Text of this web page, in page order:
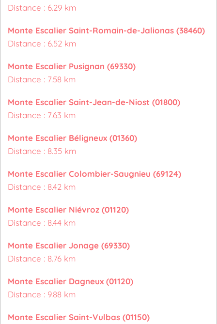
Distance : 6.29 km
Monte Escalier Saint-Romain-de-Jalionas (38460)
Distance : 6.52 km
Monte Escalier Pusignan (69330)
Distance : 7.58 km
Monte Escalier Saint-Jean-de-Niost (01800)
Distance : 7.63 km
Monte Escalier Béligneux (01360)
Distance : 8.35 km
Monte Escalier Colombier-Saugnieu (69124)
Distance : 8.42 km
Monte Escalier Niévroz (01120)
Distance : 8.44 km
Monte Escalier Jonage (69330)
Distance : 8.76 km
Monte Escalier Dagneux (01120)
Distance : 9.88 km
Monte Escalier Saint-Vulbas (01150)